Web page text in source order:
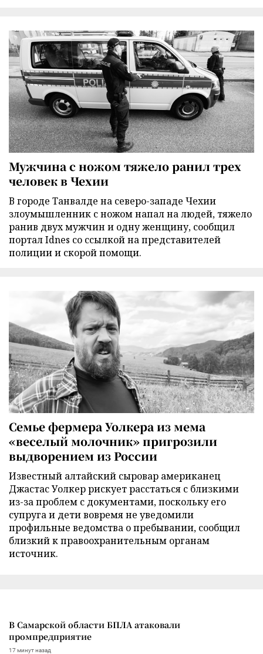
Мужчина с ножом тяжело ранил трех
человек в Чехии
В городе Танвалде на северо-западе Чехии
злоумышленник с ножом напал на людей, тяжело
ранив двух мужчин и одну женщину, сообщил
портал Idnes со ссылкой на представителей
полиции и скорой помощи.
Семье фермера Уолкера из мема
«веселый молочник» пригрозили
выдворением из России
Известный алтайский сыровар американец
Джастас Уолкер рискует расстаться с близкими
из-за проблем с документами, поскольку его
супруга и дети вовремя не уведомили
профильные ведомства о пребывании, сообщил
близкий к правоохранительным органам
источник.
В Самарской области БПЛА атаковали
промпредприятие
17 минут назад